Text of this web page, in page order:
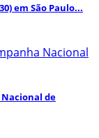
em São Paulo...
de